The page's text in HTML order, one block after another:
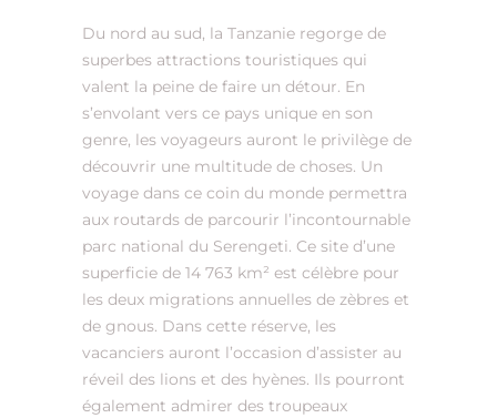
Du nord au sud, la Tanzanie regorge de
superbes attractions touristiques qui
valent la peine de faire un détour. En
s’envolant vers ce pays unique en son
genre, les voyageurs auront le privilège de
découvrir une multitude de choses. Un
voyage dans ce coin du monde permettra
aux routards de parcourir l’incontournable
parc national du Serengeti. Ce site d’une
superficie de 14 763 km² est célèbre pour
les deux migrations annuelles de zèbres et
de gnous. Dans cette réserve, les
vacanciers auront l’occasion d’assister au
réveil des lions et des hyènes. Ils pourront
également admirer des troupeaux